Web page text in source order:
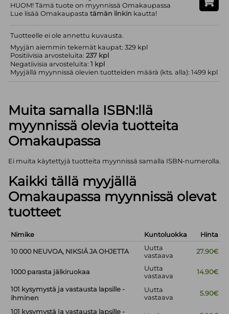
HUOM! Tämä tuote on myynnissä Omakaupassa
Lue lisää Omakaupastatämän linkin kautta!
Tuotteelle ei ole annettu kuvausta.
Myyjän aiemmin tekemät kaupat: 329 kpl
Positiivisia arvosteluita:237 kpl
Negatiivisia arvosteluita:1 kpl
Myyjällä myynnissä olevien tuotteiden määrä (kts. alla): 1499 kpl
Muita samalla ISBN:llä
myynnissä olevia tuotteita
Omakaupassa
Ei muita käytettyjä tuotteita myynnissä samalla ISBN-numerolla.
Kaikki tällä myyjällä
Omakaupassa myynnissä olevat
tuotteet
Nimike Kuntoluokka Hinta
10 000 NEUVOA, NIKSIÄ JA OHJETTA
Uutta
vastaava
27.90€
1000 parasta jälkiruokaa
Uutta
vastaava
14.90€
101 kysymystä ja vastausta lapsille -
ihminen
Uutta
vastaava
5.90€
101 kysymystä ja vastausta lapsille -